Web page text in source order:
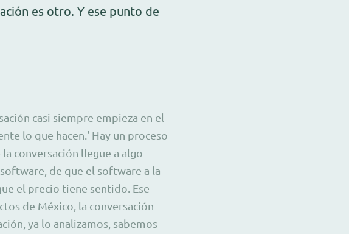
es otro. Y ese punto de
casi siempre empieza en el
lo que hacen.' Hay un proceso
conversación llegue a algo
de que el software a la
el precio tiene sentido. Ese
de México, la conversación
ya lo analizamos, sabemos